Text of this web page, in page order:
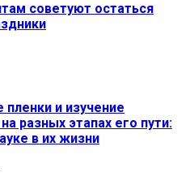
советуют остаться
и изучение
разных этапах его пути:
в их жизни